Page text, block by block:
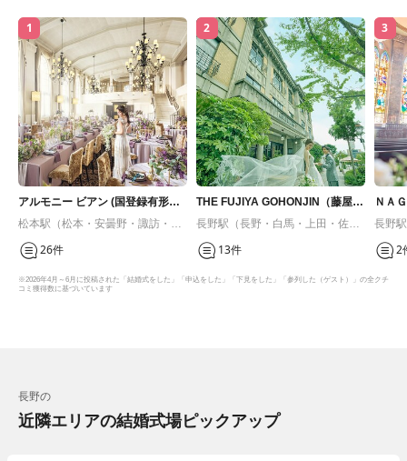
1
アルモニー ビアン (国登録有形文
化財)
松本駅（松本・安曇野・諏訪・蓼
科・伊那・駒ヶ根・飯田）
26件
2
THE FUJIYA GOHONJIN（藤屋御
本陳）
長野駅（長野・白馬・上田・佐
久）
13件
3
ＮＡ
ＥＮ
長野
久）
2
※2026年4月～6月に投稿された「結婚式をした」「申込をした」「下見をした」「参列した（ゲスト）」の全クチ
コミ獲得数に基づいています
長野の
近隣エリアの結婚式場ピックアップ